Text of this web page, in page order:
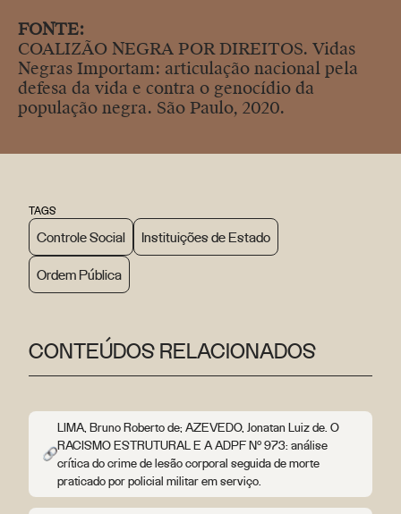
FONTE:
COALIZÃO NEGRA POR DIREITOS. Vidas
Negras Importam: articulação nacional pela
defesa da vida e contra o genocídio da
população negra. São Paulo, 2020.
TAGS
Controle Social Instituições de Estado
Ordem Pública
CONTEÚDOS RELACIONADOS
LIMA, Bruno Roberto de; AZEVEDO, Jonatan Luiz de. O
RACISMO ESTRUTURAL E A ADPF Nº 973: análise
crítica do crime de lesão corporal seguida de morte
praticado por policial militar em serviço.